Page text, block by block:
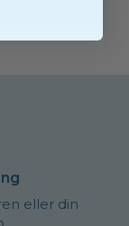
eller din